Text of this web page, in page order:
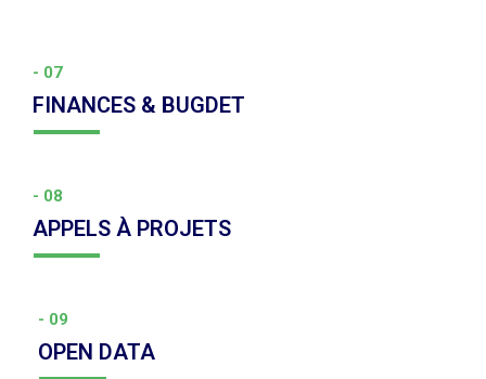
- 07
FINANCES & BUGDET
- 08
APPELS À PROJETS
- 09
OPEN DATA